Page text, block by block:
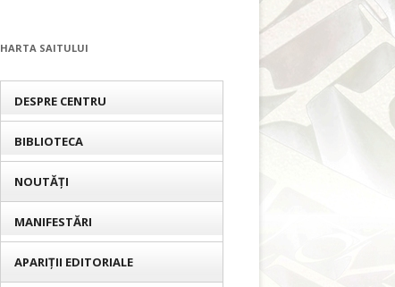
HARTA SAITULUI
DESPRE CENTRU
BIBLIOTECA
NOUTĂȚI
MANIFESTĂRI
APARIȚII EDITORIALE